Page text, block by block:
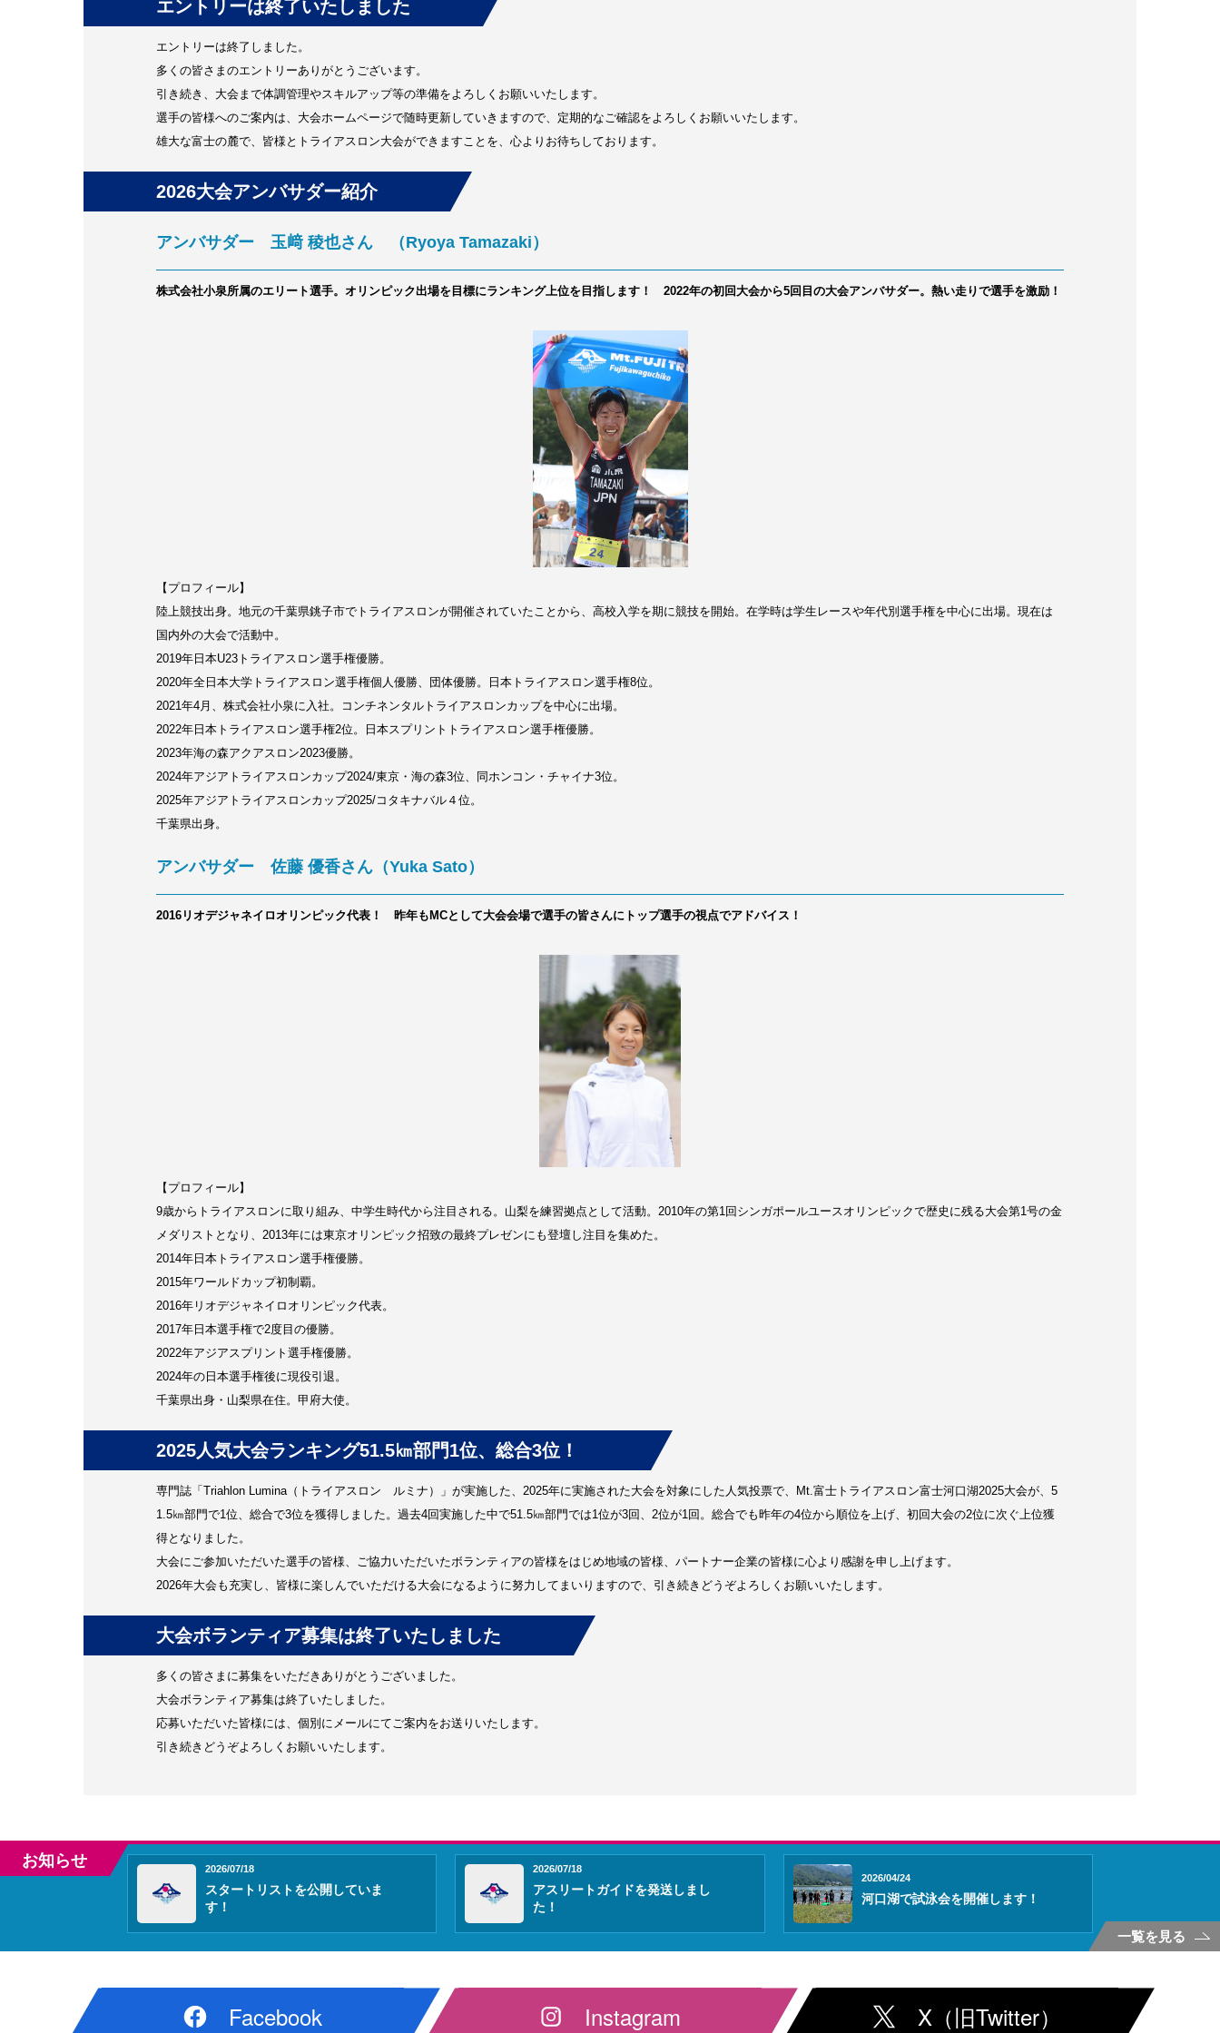
エントリーは終了いたしました
エントリーは終了しました。
多くの皆さまのエントリーありがとうございます。
引き続き、大会まで体調管理やスキルアップ等の準備をよろしくお願いいたします。
選手の皆様へのご案内は、大会ホームページで随時更新していきますので、定期的なご確認をよろしくお願いいたします。
雄大な富士の麓で、皆様とトライアスロン大会ができますことを、心よりお待ちしております。
2026大会アンバサダー紹介
アンバサダー 玉﨑 稜也さん （Ryoya Tamazaki）
株式会社小泉所属のエリート選手。オリンピック出場を目標にランキング上位を目指します！ 2022年の初回大会から5回目の大会アンバサダー。熱い走りで選手を激励！
【プロフィール】
陸上競技出身。地元の千葉県銚子市でトライアスロンが開催されていたことから、高校入学を期に競技を開始。在学時は学生レースや年代別選手権を中心に出場。現在は
国内外の大会で活動中。
2019年日本U23トライアスロン選手権優勝。
2020年全日本大学トライアスロン選手権個人優勝、団体優勝。日本トライアスロン選手権8位。
2021年4月、株式会社小泉に入社。コンチネンタルトライアスロンカップを中心に出場。
2022年日本トライアスロン選手権2位。日本スプリントトライアスロン選手権優勝。
2023年海の森アクアスロン2023優勝。
2024年アジアトライアスロンカップ2024/東京・海の森3位、同ホンコン・チャイナ3位。
2025年アジアトライアスロンカップ2025/コタキナバル４位。
千葉県出身。
アンバサダー 佐藤 優香さん（Yuka Sato）
2016リオデジャネイロオリンピック代表！ 昨年もMCとして大会会場で選手の皆さんにトップ選手の視点でアドバイス！
【プロフィール】
9歳からトライアスロンに取り組み、中学生時代から注目される。山梨を練習拠点として活動。2010年の第1回シンガポールユースオリンピックで歴史に残る大会第1号の金
メダリストとなり、2013年には東京オリンピック招致の最終プレゼンにも登壇し注目を集めた。
2014年日本トライアスロン選手権優勝。
2015年ワールドカップ初制覇。
2016年リオデジャネイロオリンピック代表。
2017年日本選手権で2度目の優勝。
2022年アジアスプリント選手権優勝。
2024年の日本選手権後に現役引退。
千葉県出身・山梨県在住。甲府大使。
2025人気大会ランキング51.5㎞部門1位、総合3位！
専門誌「Triahlon Lumina（トライアスロン ルミナ）」が実施した、2025年に実施された大会を対象にした人気投票で、Mt.富士トライアスロン富士河口湖2025大会が、5
1.5㎞部門で1位、総合で3位を獲得しました。過去4回実施した中で51.5㎞部門では1位が3回、2位が1回。総合でも昨年の4位から順位を上げ、初回大会の2位に次ぐ上位獲
得となりました。
大会にご参加いただいた選手の皆様、ご協力いただいたボランティアの皆様をはじめ地域の皆様、パートナー企業の皆様に心より感謝を申し上げます。
2026年大会も充実し、皆様に楽しんでいただける大会になるように努力してまいりますので、引き続きどうぞよろしくお願いいたします。
大会ボランティア募集は終了いたしました
多くの皆さまに募集をいただきありがとうございました。
大会ボランティア募集は終了いたしました。
応募いただいた皆様には、個別にメールにてご案内をお送りいたします。
引き続きどうぞよろしくお願いいたします。
お知らせ 2026/07/18
スタートリストを公開していま
す！
2026/07/18
アスリートガイドを発送しまし
た！
2026/04/24
河口湖で試泳会を開催します！
一覧を見る
Facebook Instagram X（旧Twitter）